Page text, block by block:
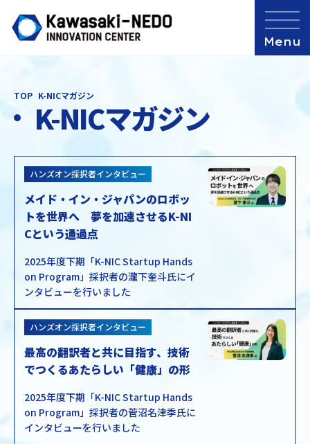
TOP K-NICマガジン
K-NICマガジン
ハンズオン採択者インタビュー
メイド・イン・ジャパンのロボッ
トを世界へ 夢を加速させるK-NI
Cという通過点
2025年度下期「K-NIC Startup Hands
on Program」採択者の瀧下奎斗氏にイ
ンタビューを行いました
ハンズオン採択者インタビュー
最高の翻訳者と共に目指す、技術
でつくるあたらしい「健康」の形
2025年度下期「K-NIC Startup Hands
on Program」採択者の菅沼名津季氏に
インタビューを行いました